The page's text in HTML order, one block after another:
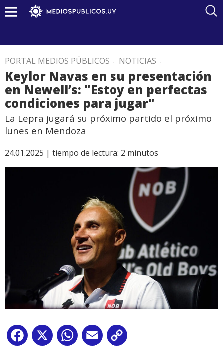
PORTAL MEDIOS PÚBLICOS . NOTICIAS .
Keylor Navas en su presentación
en Newell’s: "Estoy en perfectas
condiciones para jugar"
La Lepra jugará su próximo partido el próximo
lunes en Mendoza
24.01.2025 | tiempo de lectura: 2 minutos
Facebook
X WhatsApp
Email